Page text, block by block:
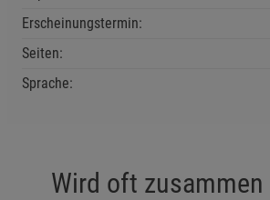
Erscheinungstermin:
Seiten:
Sprache:
Wird oft